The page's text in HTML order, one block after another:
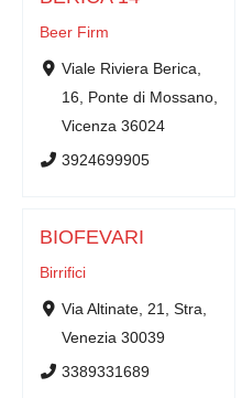
Beer Firm
Viale Riviera Berica,
16, Ponte di Mossano,
Vicenza 36024
3924699905
BIOFEVARI
Birrifici
Via Altinate, 21, Stra,
Venezia 30039
3389331689